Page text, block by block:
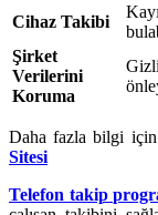
Cihaz Takibi
Şirket
Verilerini
Koruma
Daha fazla bilgi
Sitesi
Telefon takip